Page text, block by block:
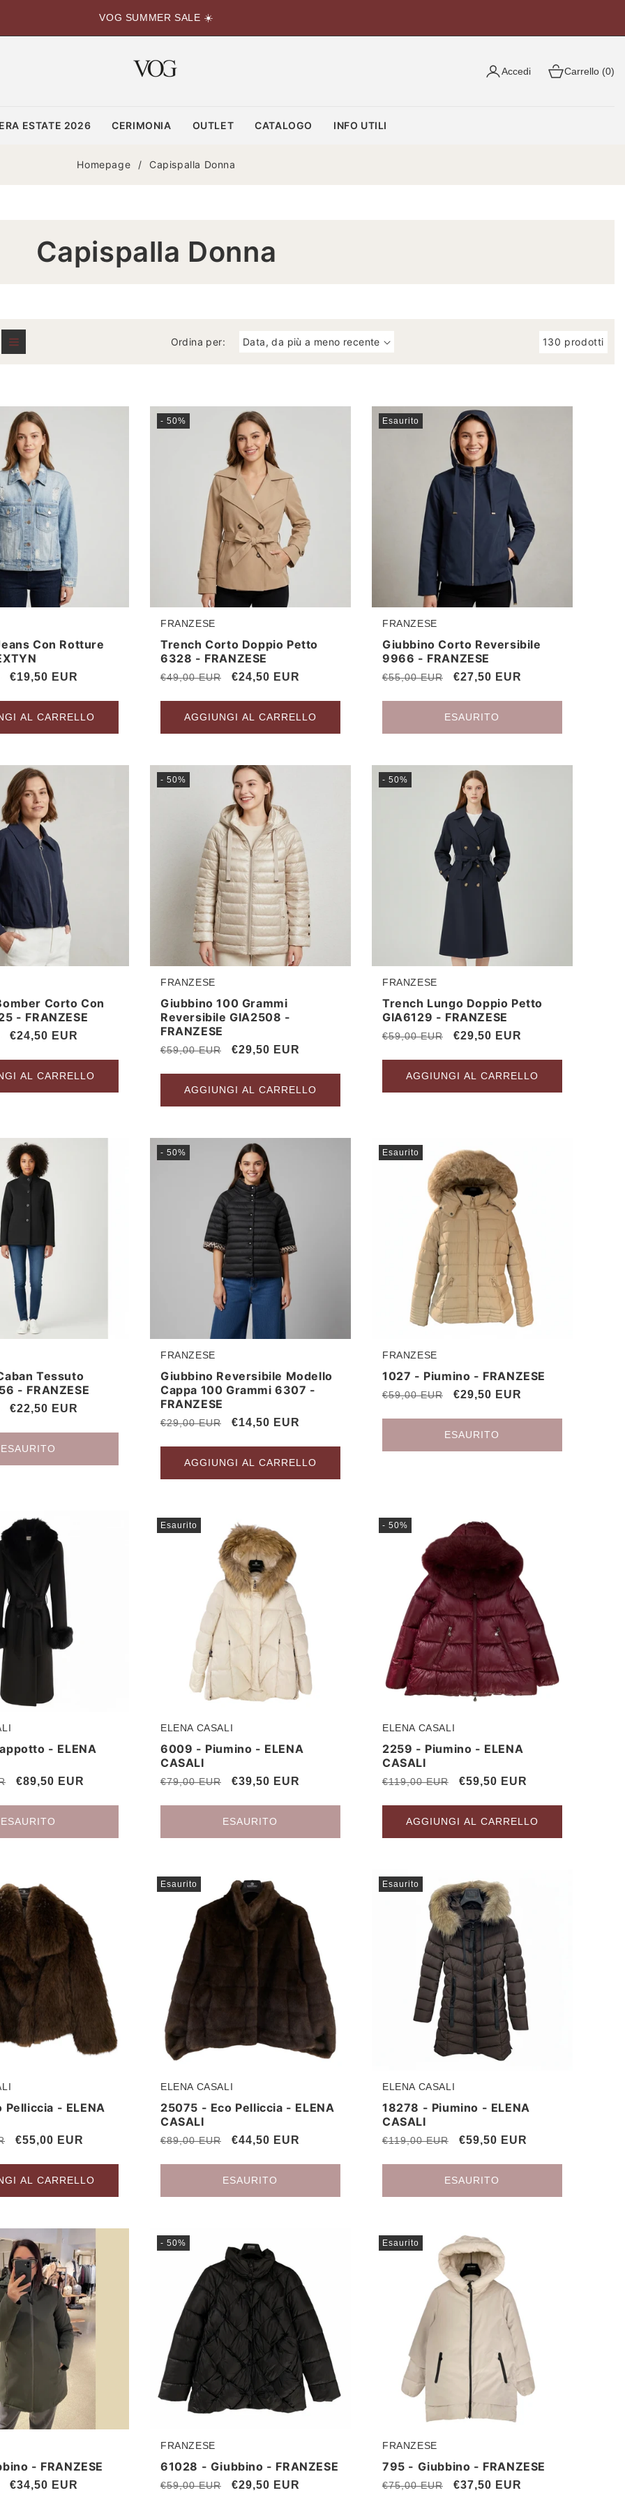
VOG SUMMER SALE ☀️
ESTATE 2026 CERIMONIA OUTLET CATALOGO INFO UTILI
Accedi Carrello (0)
Homepage / Capispalla Donna
C
Z
I
O
N
E
:
Capispalla Donna
Ordina per: 130 prodotti
Con Rotture
Prezzo
€19,50 EUR
AL CARRELLO
- 50%
Produttore:
FRANZESE
Trench Corto Doppio Petto
6328 - FRANZESE
Prezzo
€49,00 EUR
Prezzo
€24,50 EUR
AGGIUNGI AL CARRELLO
Esaurito
Produttore:
FRANZESE
Giubbino Corto Reversibile
9966 - FRANZESE
Prezzo
€55,00 EUR
Prezzo
€27,50 EUR
ESAURITO
Corto Con
- FRANZESE
Prezzo
€24,50 EUR
AL CARRELLO
- 50%
Produttore:
FRANZESE
Giubbino 100 Grammi
Reversibile GIA2508 -
FRANZESE
Prezzo
€59,00 EUR
Prezzo
€29,50 EUR
AGGIUNGI AL CARRELLO
- 50%
Produttore:
FRANZESE
Trench Lungo Doppio Petto
GIA6129 - FRANZESE
Prezzo
€59,00 EUR
Prezzo
€29,50 EUR
AGGIUNGI AL CARRELLO
Tessuto
- FRANZESE
Prezzo
€22,50 EUR
ESAURITO
- 50%
Produttore:
FRANZESE
Giubbino Reversibile Modello
Cappa 100 Grammi 6307 -
FRANZESE
Prezzo
€29,00 EUR
Prezzo
€14,50 EUR
AGGIUNGI AL CARRELLO
Esaurito
Produttore:
FRANZESE
1027 - Piumino - FRANZESE
Prezzo
€59,00 EUR
Prezzo
€29,50 EUR
ESAURITO
- ELENA
Prezzo
€89,50 EUR
ESAURITO
Esaurito
Produttore:
ELENA CASALI
6009 - Piumino - ELENA
CASALI
Prezzo
€79,00 EUR
Prezzo
€39,50 EUR
ESAURITO
- 50%
Produttore:
ELENA CASALI
2259 - Piumino - ELENA
CASALI
Prezzo
€119,00 EUR
Prezzo
€59,50 EUR
AGGIUNGI AL CARRELLO
Pelliccia - ELENA
Prezzo
€55,00 EUR
AL CARRELLO
Esaurito
Produttore:
ELENA CASALI
25075 - Eco Pelliccia - ELENA
CASALI
Prezzo
€89,00 EUR
Prezzo
€44,50 EUR
ESAURITO
Esaurito
Produttore:
ELENA CASALI
18278 - Piumino - ELENA
CASALI
Prezzo
€119,00 EUR
Prezzo
€59,50 EUR
ESAURITO
- FRANZESE
Prezzo
€34,50 EUR
- 50%
Produttore:
FRANZESE
61028 - Giubbino - FRANZESE
Prezzo
€59,00 EUR
Prezzo
€29,50 EUR
Esaurito
Produttore:
FRANZESE
795 - Giubbino - FRANZESE
Prezzo
€75,00 EUR
Prezzo
€37,50 EUR
Accesso richiesto
al tuo account per aggiungere prodotti alla tua lista
precedenza.